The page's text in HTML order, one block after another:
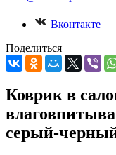
Вконтакте
Поделиться
Коврик в
серый-